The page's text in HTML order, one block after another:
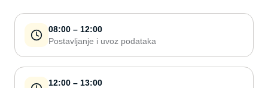
08:00 – 12:00
Postavljanje i uvoz podataka
12:00 – 13:00